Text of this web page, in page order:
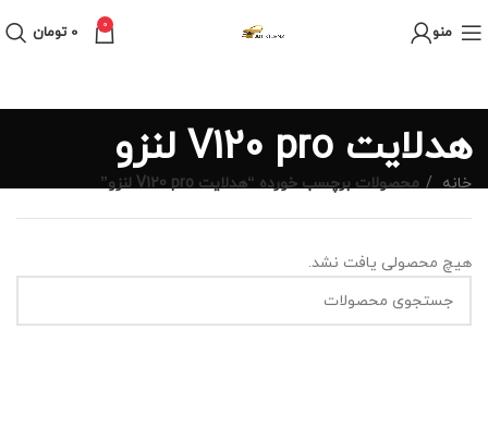
منو 0
0 تومان
هدلایت V120 pro لنزو
خانه محصولات برچسب خورده “هدلایت V120 pro لنزو”
هیچ محصولی یافت نشد.